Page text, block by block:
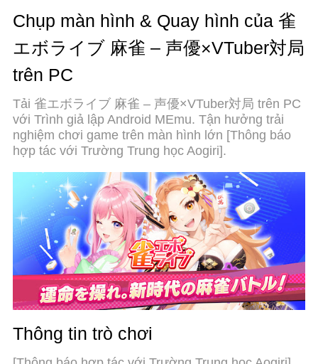
phím và chuột. MEmu cung cấp cho bạn tất cả
những điều mà bạn đang mong đợi. Tải xuống và
chơi 雀エボライブ 麻雀 – 声優×VTuber対局 trên
hạn về pin, dữ liệu di động và các cuộc gọi làm
phiền. MEmu 9 hoàn toàn là sự lựa chọn tốt nhất
để chơi 雀エボライブ 麻雀 – 声優×VTuber対局 trên
PC. Với sự chuẩn bị về chuyên môn của chúng tôi,
hệ thống sơ đồ bàn phím tinh tế làm cho 雀エボラ
イブ 麻雀 – 声優×VTuber対局 trở thành một trò
chơi thực sự trên PC. Trình Quản lý đa năng, đã
được chăm chút bởi sự tiếp thu của chúng tôi, có
thể phát 2 hoặc nhiều tài khoản trên cùng một thiết
bị. Và điều quan trọng nhất, công cụ mô phỏng độc
quyền của chúng tôi có thể phát huy toàn bộ tiềm
năng PC của bạn, giúp mọi thứ hoạt động trơn tru
nhất có thể. Chúng tôi biết rằng quá trình tận
hưởng hạnh phúc ở mỗi trò chơi cũng là mong
muốn của mỗi game thủ, vì vậy các bạn chỉ cần
chơi thôi hãy để chúng tôi quan tâm đến tất cả trải
nghiệm đó.
Chụp màn hình & Quay hình của 雀
エボライブ 麻雀 – 声優×VTuber対局
trên PC
Tải 雀エボライブ 麻雀 – 声優×VTuber対局 trên PC
với Trình giả lập Android MEmu. Tận hưởng trải
nghiệm chơi game trên màn hình lớn [Thông báo
hợp tác với Trường Trung học Aogiri].
Thông tin trò chơi